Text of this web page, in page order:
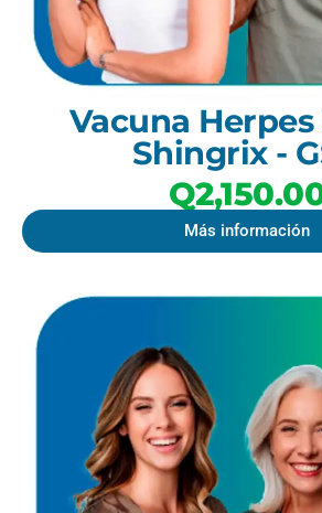
Vacuna
Shingrix -
Más información